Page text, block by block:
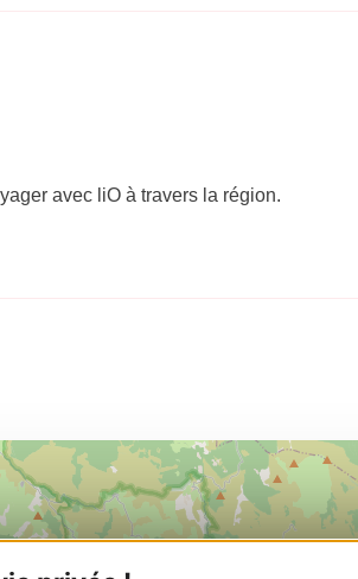
avec liO à travers la région.